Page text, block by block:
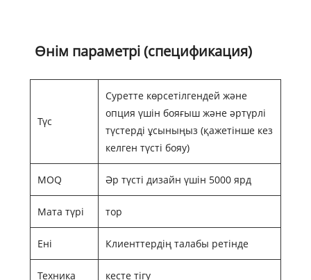
Өнім параметрі (спецификация)
Түс
Суретте көрсетілгендей және
опция үшін бояғыш және әртүрлі
түстерді ұсыныңыз (қажетінше кез
келген түсті бояу)
MOQ Әр түсті дизайн үшін 5000 ярд
Мата түрі тор
Ені Клиенттердің талабы ретінде
Техника кесте тігу